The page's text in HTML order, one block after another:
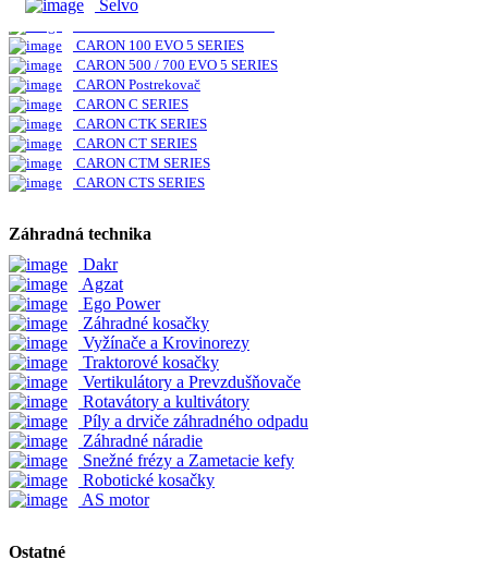
Selvo
CARON 100 EVO 5 SERIES
CARON 500 / 700 EVO 5 SERIES
CARON Postrekovač
CARON C SERIES
CARON CTK SERIES
CARON CT SERIES
CARON CTM SERIES
CARON CTS SERIES
Záhradná technika
Dakr
Agzat
Ego Power
Záhradné kosačky
Vyžínače a Krovinorezy
Traktorové kosačky
Vertikulátory a Prevzdušňovače
Rotavátory a kultivátory
Píly a drviče záhradného odpadu
Záhradné náradie
Snežné frézy a Zametacie kefy
Robotické kosačky
AS motor
Ostatné